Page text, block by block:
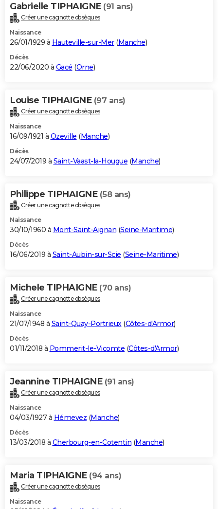
Gabrielle TIPHAIGNE (91 ans)
Créer une cagnotte obsèques
Naissance
26/01/1929 à Hauteville-sur-Mer(Manche)
Décès
22/06/2020 à Gacé (Orne)
Louise TIPHAIGNE (97 ans)
Créer une cagnotte obsèques
Naissance
16/09/1921 à Ozeville (Manche)
Décès
24/07/2019 à Saint-Vaast-la-Hougue (Manche)
Philippe TIPHAIGNE (58 ans)
Créer une cagnotte obsèques
Naissance
30/10/1960 à Mont-Saint-Aignan (Seine-Maritime)
Décès
16/06/2019 à Saint-Aubin-sur-Scie (Seine-Maritime)
Michele TIPHAIGNE (70 ans)
Créer une cagnotte obsèques
Naissance
21/07/1948 à Saint-Quay-Portrieux(Côtes-d'Armor)
Décès
01/11/2018 à Pommerit-le-Vicomte (Côtes-d'Armor)
Jeannine TIPHAIGNE (91 ans)
Créer une cagnotte obsèques
Naissance
04/03/1927 à Hémevez (Manche)
Décès
13/03/2018 à Cherbourg-en-Cotentin (Manche)
Maria TIPHAIGNE (94 ans)
Créer une cagnotte obsèques
Naissance